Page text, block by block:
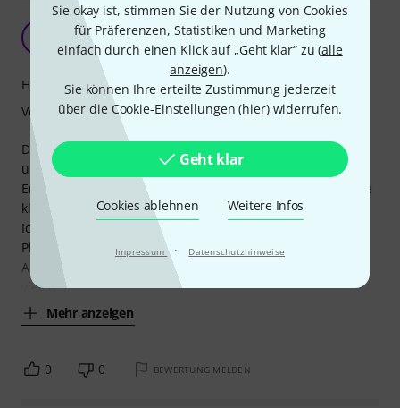
Sie okay ist, stimmen Sie der Nutzung von Cookies
für Präferenzen, Statistiken und Marketing
einfach durch einen Klick auf „Geht klar“ zu (alle
anzeigen).
Sie können Ihre erteilte Zustimmung jederzeit
über die Cookie-Einstellungen (hier) widerrufen.
Geht klar
Cookies ablehnen Weitere Infos
Impressum · Datenschutzhinweise
Im Großen und Ganzen ein guter Begleiter
Spöki 07.04.2020
Der Trolley ist bei mir nun seit einem guten Jahr im Einsatz
und erfüllt im Großen & Ganzen seinen Zweck.
Er bietet viel Platz und auch genügend Stauraum durch die
kleinen Taschen.
Ich war anfänglich etwas skeptisch, da er nur mit
Plastikrollen und keinen Gummirollen ausgestattet ist.
Allerdings sind diese auch nach der langen Zeit und dem
vielen
Mehr anzeigen
Handling
Verarbeitung
0 0 BEWERTUNG MELDEN